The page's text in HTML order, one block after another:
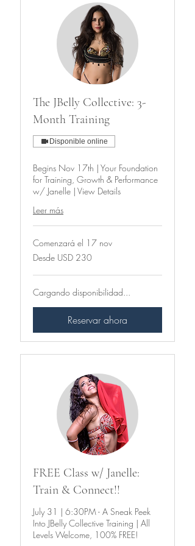
The JBelly Collective: 3-
Month Training
Disponible online
Begins Nov 17th | Your Foundation
for Training, Growth & Performance
w/ Janelle | View Details
Leer más
Comenzará el 17 nov
Desde
230
estadounidenses
Desde USD 230
Cargando disponibilidad...
Reservar ahora
FREE Class w/ Janelle:
Train & Connect!!
July 31 | 6:30PM - A Sneak Peek
Into JBelly Collective Training | All
Levels Welcome, 100% FREE!